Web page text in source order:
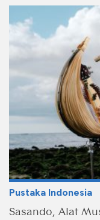
Pustaka Indonesia
Sasando, Alat